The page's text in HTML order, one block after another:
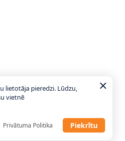
lietotāja pieredzi. Lūdzu,
vietnē
Privātuma Politika Piekrītu